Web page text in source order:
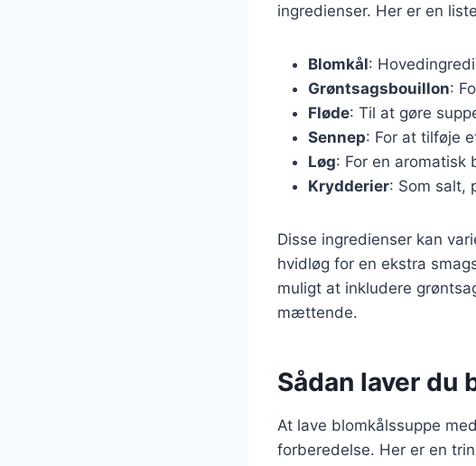
ingredienser. Her er en
Blomkål:
Grøntsagsbouillon:
Fløde: Til at gøre
Sennep: For at tilføje
Løg: For en aromatisk
Krydderier: Som salt,
Disse ingredienser kan
hvidløg for en ekstra
muligt at inkludere
mættende.
Sådan laver du
At lave blomkålssuppe
forberedelse. Her er en